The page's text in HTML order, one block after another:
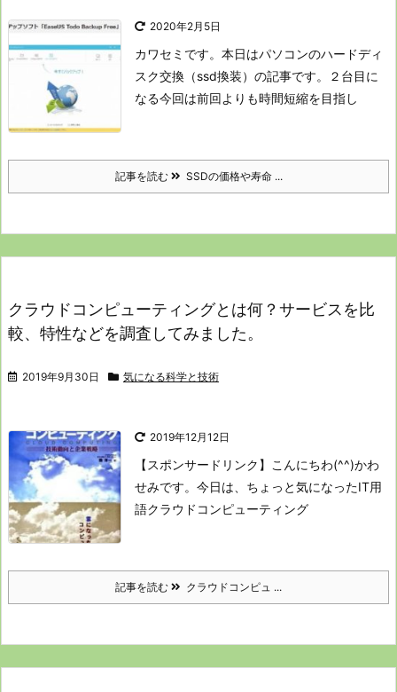
2020年2月5日
カワセミです。 本日はパソコンのハードディ
スク交換（ssd換装）の記事です。
２台目に
なる今回は前回よりも時間短縮を目指し
記事を読む SSDの価格や寿命 ...
クラウドコンピューティングとは何？サービスを比
較、特性などを調査してみました。
2019年9月30日 気になる科学と技術
2019年12月12日
【スポンサードリンク】
こんにちわ(^^)かわ
せみです。 今日は、ちょっと気になったIT用
語クラウドコンピューティング
記事を読む クラウドコンピュ ...